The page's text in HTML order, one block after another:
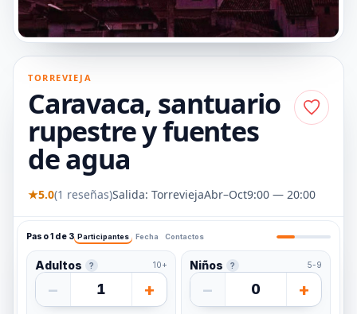
TORREVIEJA
Caravaca, santuario
rupestre y fuentes
de agua
★5.0(1 reseñas)Salida: TorreviejaAbr–Oct9:00 — 20:00
Paso 1 de 3 Participantes Fecha Contactos
Adultos ? 10+
− 1 +
Niños ? 5-9
− 0 +